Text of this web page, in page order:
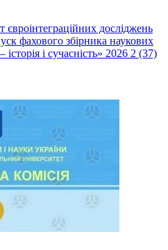
досліджень
фахового збірника наукових
і сучасність» 2026 2 (37)